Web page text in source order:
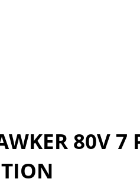
80V 7